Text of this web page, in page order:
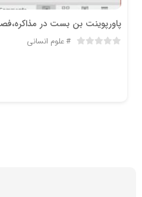
علوم انسانی